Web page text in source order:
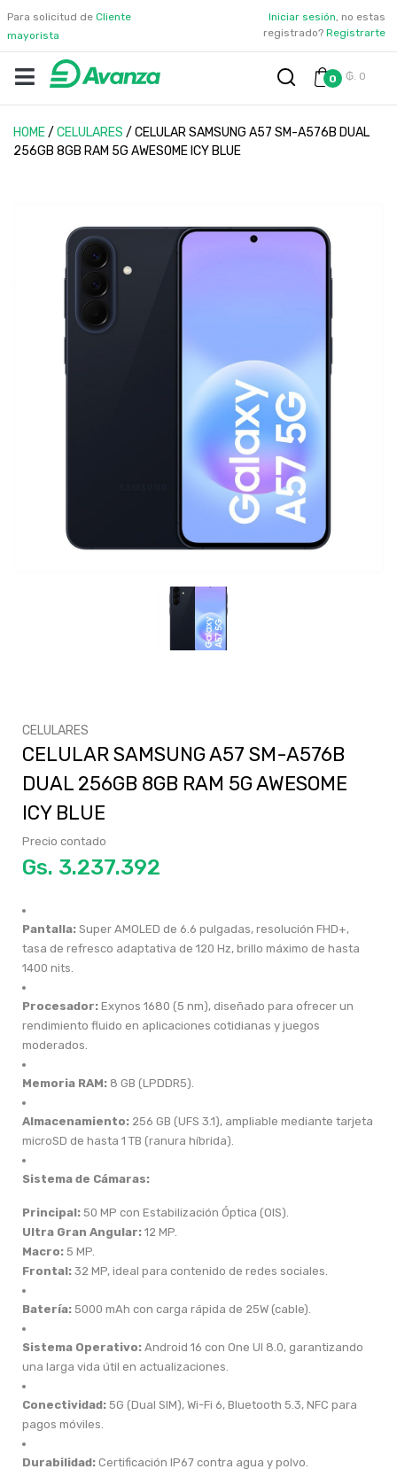
Para solicitud de Cliente
mayorista
Iniciar sesión, no estas
registrado? Registrarte
0 ₲. 0
HOME/ CELULARES / CELULAR SAMSUNG A57 SM-A576B DUAL
256GB 8GB RAM 5G AWESOME ICY BLUE
CELULARES
CELULAR SAMSUNG A57 SM-A576B
DUAL 256GB 8GB RAM 5G AWESOME
ICY BLUE
Precio contado
Gs.
Pantalla: Super AMOLED de 6.6 pulgadas, resolución FHD+,
tasa de refresco adaptativa de 120 Hz, brillo máximo de hasta
1400 nits.
Procesador: Exynos 1680 (5 nm), diseñado para ofrecer un
rendimiento fluido en aplicaciones cotidianas y juegos
moderados.
Memoria RAM: 8 GB (LPDDR5).
Almacenamiento: 256 GB (UFS 3.1), ampliable mediante tarjeta
microSD de hasta 1 TB (ranura híbrida).
Sistema de Cámaras:
Principal: 50 MP con Estabilización Óptica (OIS).
Ultra Gran Angular: 12 MP.
Macro: 5 MP.
Frontal: 32 MP, ideal para contenido de redes sociales.
Batería: 5000 mAh con carga rápida de 25W (cable).
Sistema Operativo: Android 16 con One UI 8.0, garantizando
una larga vida útil en actualizaciones.
Conectividad: 5G (Dual SIM), Wi-Fi 6, Bluetooth 5.3, NFC para
pagos móviles.
Durabilidad: Certificación IP67 contra agua y polvo.